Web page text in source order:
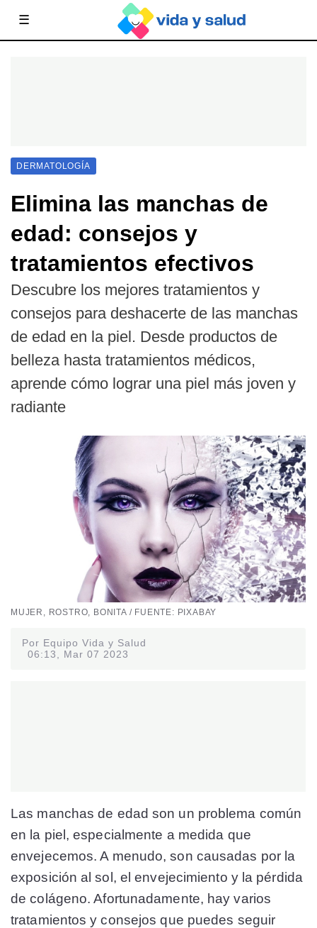
☰
DERMATOLOGÍA
Elimina las manchas de
edad: consejos y
tratamientos efectivos
Descubre los mejores tratamientos y
consejos para deshacerte de las manchas
de edad en la piel. Desde productos de
belleza hasta tratamientos médicos,
aprende cómo lograr una piel más joven y
radiante
MUJER, ROSTRO, BONITA / FUENTE: PIXABAY
Por Equipo Vida y Salud
06:13, Mar 07 2023
Las manchas de edad son un problema común
en la piel, especialmente a medida que
envejecemos. A menudo, son causadas por la
exposición al sol, el envejecimiento y la pérdida
de colágeno. Afortunadamente, hay varios
tratamientos y consejos que puedes seguir